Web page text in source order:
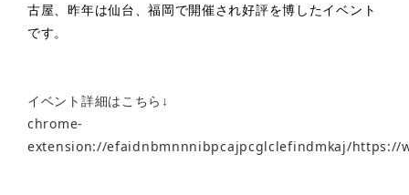
古屋、昨年は仙台、福岡で開催され好評を博したイベント
です。
イベント詳細はこちら↓
chrome-
extension://efaidnbmnnnibpcajpcglclefindmkaj/https://